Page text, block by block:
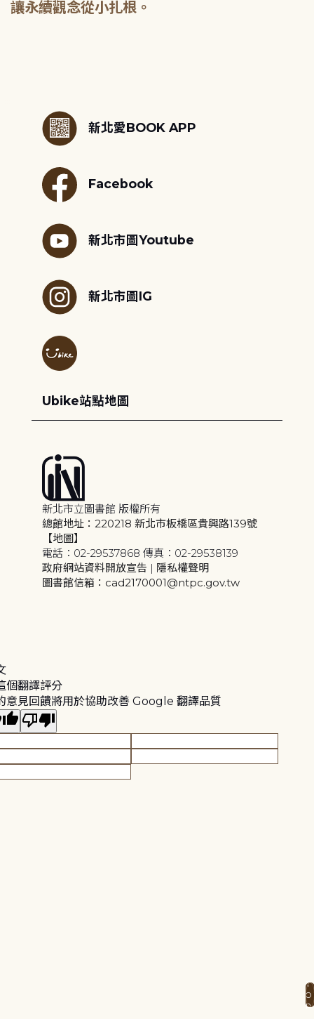
新北愛BOOK APP
Facebook
新北市圖Youtube
新北市圖IG
Ubike站點地圖
新北市立圖書館 版權所有
總館地址：220218 新北市板橋區貴興路139號
【地圖】
電話：02-29537868 傳真：02-29538139
政府網站資料開放宣告 | 隱私權聲明
圖書館信箱：cad2170001@ntpc.gov.tw
個翻譯評分
意見回饋將用於協助改善 Google 翻譯品質